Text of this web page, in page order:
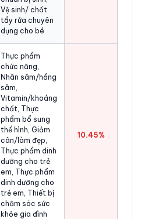
Vệ sinh/ chất
tẩy rửa chuyên
dụng cho bé
Thực phẩm
chức năng,
Nhân sâm/hồng
sâm,
Vitamin/khoáng
chất, Thực
phẩm bổ sung
thể hình, Giảm
cân/làm đẹp,
Thực phẩm dinh
dưỡng cho trẻ
em, Thực phẩm
dinh dưỡng cho
trẻ em, Thiết bị
chăm sóc sức
khỏe gia đình
10.45%